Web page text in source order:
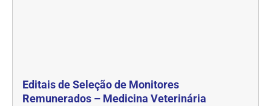
Editais de Seleção de Monitores
Remunerados – Medicina Veterinária